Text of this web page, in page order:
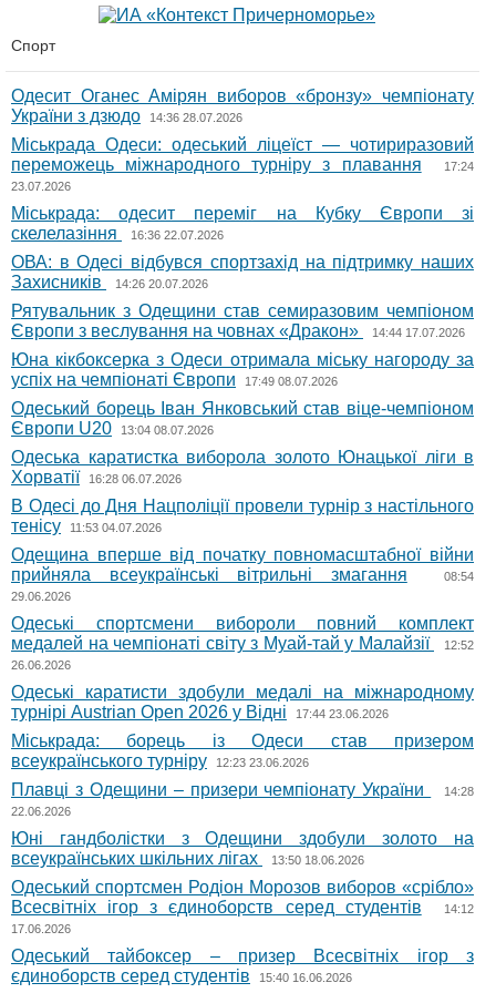
Спорт
Одесит Оганес Амірян виборов «бронзу» чемпіонату
України з дзюдо
14:36 28.07.2026
Міськрада Одеси: одеський ліцеїст — чотириразовий
переможець міжнародного турніру з плавання
17:24
23.07.2026
Міськрада: одесит переміг на Кубку Європи зі
скелелазіння
16:36 22.07.2026
ОВА: в Одесі відбувся спортзахід на підтримку наших
Захисників
14:26 20.07.2026
Рятувальник з Одещини став семиразовим чемпіоном
Європи з веслування на човнах «Дракон»
14:44 17.07.2026
Юна кікбоксерка з Одеси отримала міську нагороду за
успіх на чемпіонаті Європи
17:49 08.07.2026
Одеський борець Іван Янковський став віце-чемпіоном
Європи U20
13:04 08.07.2026
Одеська каратистка виборола золото Юнацької ліги в
Хорватії
16:28 06.07.2026
В Одесі до Дня Нацполіції провели турнір з настільного
тенісу
11:53 04.07.2026
Одещина вперше від початку повномасштабної війни
прийняла всеукраїнські вітрильні змагання
08:54
29.06.2026
Одеські спортсмени вибороли повний комплект
медалей на чемпіонаті світу з Муай-тай у Малайзії
12:52
26.06.2026
Одеські каратисти здобули медалі на міжнародному
турнірі Austrian Open 2026 у Відні
17:44 23.06.2026
Міськрада: борець із Одеси став призером
всеукраїнського турніру
12:23 23.06.2026
Плавці з Одещини – призери чемпіонату України
14:28
22.06.2026
Юні гандболістки з Одещини здобули золото на
всеукраїнських шкільних лігах
13:50 18.06.2026
Одеський спортсмен Родіон Морозов виборов «срібло»
Всесвітніх ігор з єдиноборств серед студентів
14:12
17.06.2026
Одеський тайбоксер – призер Всесвітніх ігор з
єдиноборств серед студентів
15:40 16.06.2026